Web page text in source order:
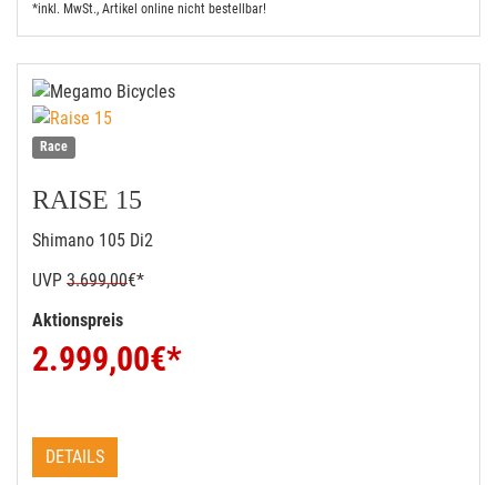
*inkl. MwSt., Artikel online nicht bestellbar!
Race
RAISE 15
Shimano 105 Di2
UVP 3.699,00€*
Aktionspreis
2.999,00€*
DETAILS